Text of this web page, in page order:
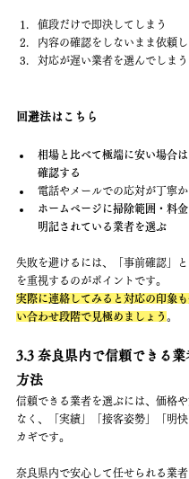
値段だけで即決してしまう
内容の確認をしないまま依頼し
対応が遅い業者を選んでしまう
回避法はこちら
相場と比べて極端に安い場合
確認する
電話やメールでの応対が丁寧
ホームページに掃除範囲・料
明記されている業者を選ぶ
失敗を避けるには、「事前確認」と
を重視するのがポイントです。
実際に連絡してみると対応の印象
い合わせ段階で見極めましょう 。
3.3 奈良県内で信頼できる業
方法
信頼できる業者を選ぶには、価格
なく、「実績」「接客姿勢」「明
カギです。
奈良県内で安心して任せられる業